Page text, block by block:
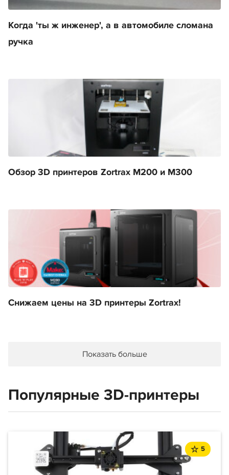
Когда 'ты ж инженер', а в автомобиле сломана
ручка
Обзор 3D принтеров Zortrax M200 и M300
Снижаем цены на 3D принтеры Zortrax!
Показать больше
Популярные 3D-принтеры
5